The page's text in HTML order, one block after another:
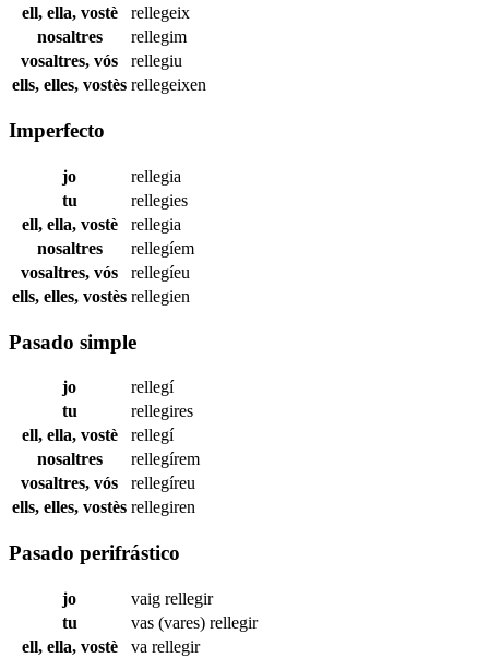
ell, ella, vostè
rellegeix
nosaltres
rellegim
vosaltres, vós
rellegiu
ells, elles, vostès rellegeixen
Imperfecto
jo
rellegia
tu
rellegies
ell, ella, vostè
rellegia
nosaltres
rellegíem
vosaltres, vós
rellegíeu
ells, elles, vostès rellegien
Pasado simple
jo
rellegí
tu
rellegires
ell, ella, vostè
rellegí
nosaltres
rellegírem
vosaltres, vós
rellegíreu
ells, elles, vostès rellegiren
Pasado perifrástico
jo vaig rellegir
tu
vas (vares) rellegir
ell, ella, vostè
va rellegir